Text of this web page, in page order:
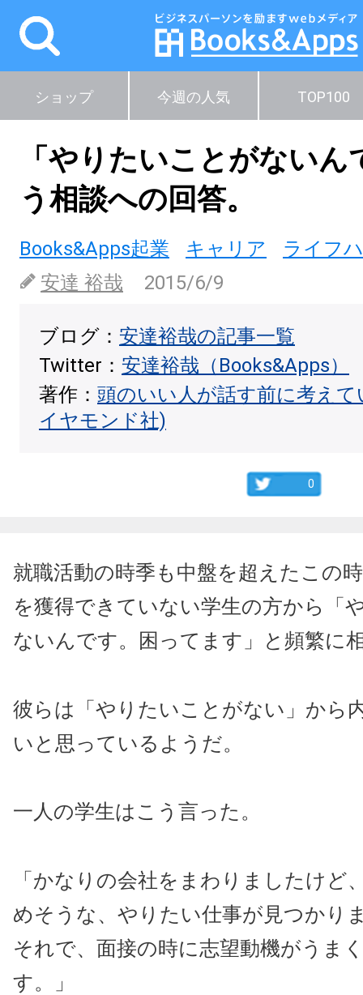
ショップ 今週の人気 TOP100
「やりたいことがない
う相談への回答。
Books&Apps起業 キャリア
ライフ
安達 裕哉
2015/6/9
ブログ： 安達裕哉の記事一覧
Twitter： 安達裕哉（Books&Apps）
著作： 頭のいい人が話す前に考え
イヤモンド社)
0
就職活動の時季も中盤を超えたこの
を獲得できていない学生の方から「
ないんです。困ってます」と頻繁に
彼らは「やりたいことがない」から
いと思っているようだ。
一人の学生はこう言った。
「かなりの会社をまわりましたけど
めそうな、やりたい仕事が見つかり
それで、面接の時に志望動機がうま
す。」